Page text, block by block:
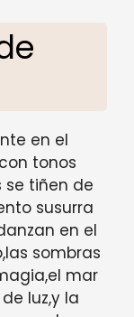
en el
tonos
se tiñen de
susurra
en el
sombras
mar
luz,y la